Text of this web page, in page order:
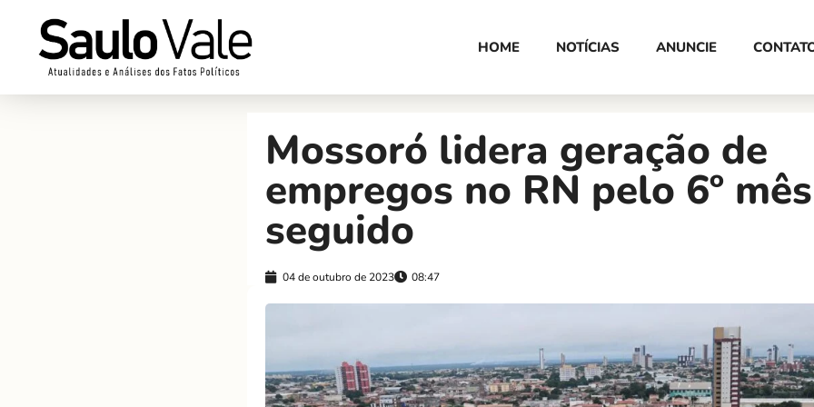
HOME NOTÍCIAS ANUNCIE
Mossoró lidera geração de
empregos no RN pelo 6º mês
seguido
04 de outubro de 2023 08:47